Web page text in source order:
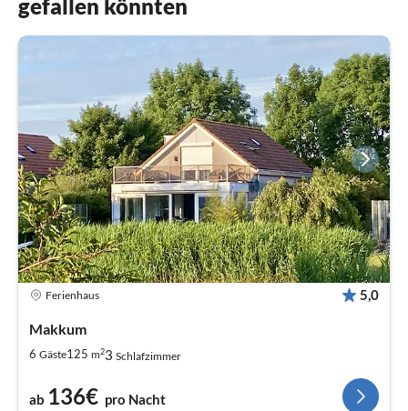
gefallen könnten
Ferienhaus 5,0
Makkum
6 Gäste125 m23 Schlafzimmer
ab 136€ pro Nacht